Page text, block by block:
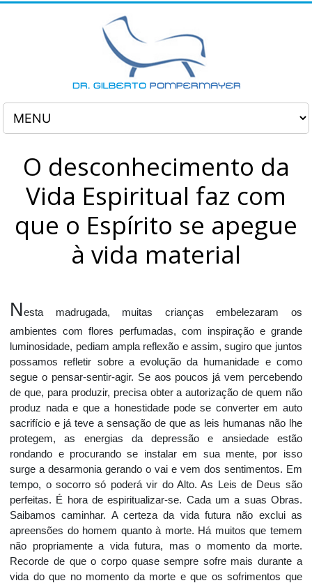
O desconhecimento da
Vida Espiritual faz com
que o Espírito se apegue
à vida material
Nesta madrugada, muitas crianças embelezaram os
ambientes com flores perfumadas, com inspiração e grande
luminosidade, pediam ampla reflexão e assim, sugiro que juntos
possamos refletir sobre a evolução da humanidade e como
segue o pensar-sentir-agir. Se aos poucos já vem percebendo
de que, para produzir, precisa obter a autorização de quem não
produz nada e que a honestidade pode se converter em auto
sacrifício e já teve a sensação de que as leis humanas não lhe
protegem, as energias da depressão e ansiedade estão
rondando e procurando se instalar em sua mente, por isso
surge a desarmonia gerando o vai e vem dos sentimentos. Em
tempo, o socorro só poderá vir do Alto. As Leis de Deus são
perfeitas. É hora de espiritualizar-se. Cada um a suas Obras.
Saibamos caminhar. A certeza da vida futura não exclui as
apreensões do homem quanto à morte. Há muitos que temem
não propriamente a vida futura, mas o momento da morte.
Recorde de que o corpo quase sempre sofre mais durante a
vida do que no momento da morte e que os sofrimentos que